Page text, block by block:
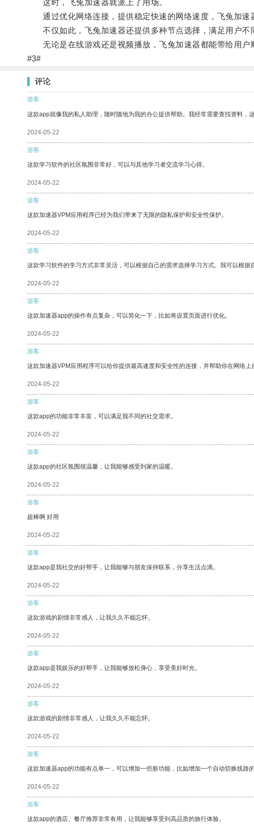
这时，飞兔加速器就派上了用场。
通过优化网络连接，提供稳定快速的网络速度，飞兔加速
不仅如此，飞兔加速器还提供多种节点选择，满足用户不
无论是在线游戏还是视频播放，飞兔加速器都能带给用户
#3#
评论
游客
这款app就像我的私人助理，随时随地为我的办公提供帮助。我经常需要查找资料，
2024-05-22
游客
这款学习软件的社区氛围非常好，可以与其他学习者交流学习心得。
2024-05-22
游客
这款加速器VPM应用程序已经为我们带来了无限的隐私保护和安全性保护。
2024-05-22
游客
这款学习软件的学习方式非常灵活，可以根据自己的需求选择学习方式。我可以根据
2024-05-22
游客
这款加速器app的操作有点复杂，可以简化一下，比如将设置页面进行优化。
2024-05-22
游客
这款加速器VPM应用程序可以给你提供最高速度和安全性的连接，并帮助你在网络上
2024-05-22
游客
这款app的功能非常丰富，可以满足我不同的社交需求。
2024-05-22
游客
这款app的社区氛围很温馨，让我能够感受到家的温暖。
2024-05-22
游客
超棒啊 好用
2024-05-22
游客
这款app是我社交的好帮手，让我能够与朋友保持联系，分享生活点滴。
2024-05-22
游客
这款游戏的剧情非常感人，让我久久不能忘怀。
2024-05-22
游客
这款app是我娱乐的好帮手，让我能够放松身心，享受美好时光。
2024-05-22
游客
这款游戏的剧情非常感人，让我久久不能忘怀。
2024-05-22
游客
这款加速器app的功能有点单一，可以增加一些新功能，比如增加一个自动切换线路的
2024-05-22
游客
这款app的酒店、餐厅推荐非常有用，让我能够享受到高品质的旅行体验。